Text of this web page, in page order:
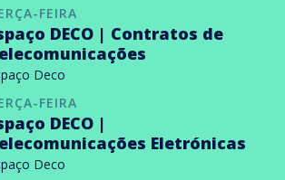
FEIRA
DECO | Contratos de
Deco
FEIRA
DECO |
Eletrónicas
Deco